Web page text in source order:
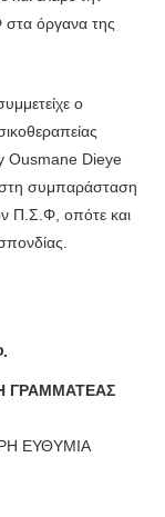
όργανα της
ο
Ousmane Dieye
συμπαράσταση
Π.Σ.Φ, οπότε και
ΓΡΑΜΜΑΤΕΑΣ
ΕΥΘΥΜΙΑ